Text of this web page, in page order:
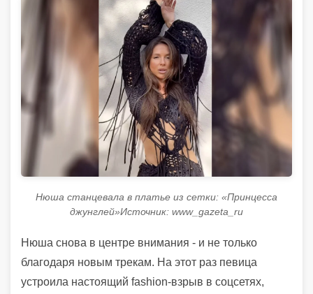
Нюша станцевала в платье из сетки: «Принцесса
джунглей»Источник: www_gazeta_ru
Нюша снова в центре внимания - и не только
благодаря новым трекам. На этот раз певица
устроила настоящий fashion-взрыв в соцсетях,